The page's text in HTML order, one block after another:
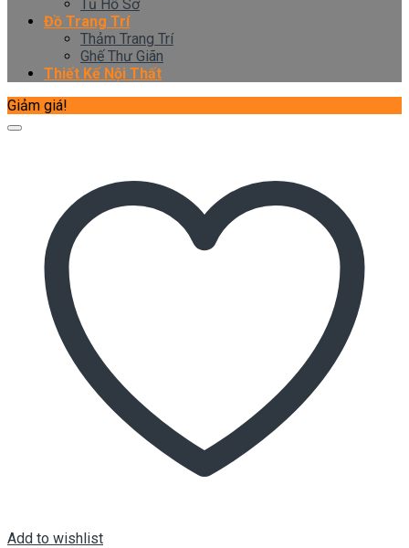
Tủ Hồ Sơ
Đồ Trang Trí
Thảm Trang Trí
Ghế Thư Giãn
Thiết Kế Nội Thất
Giảm giá!
Add to wishlist